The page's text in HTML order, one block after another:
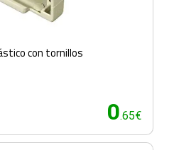
con tornillos
0.65€